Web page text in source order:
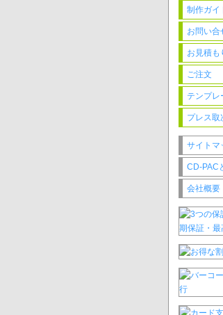
制作ガイ
お問い合
お見積も
ご注文
テンプレ
プレス取
サイトマ
CD-PAC
会社概要